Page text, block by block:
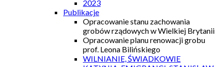
2023
Publikacje
Opracowanie stanu zachowania
grobów rządowych w Wielkiej Brytanii
Opracowanie planu renowacji grobu
prof. Leona Bilińskiego
WILNIANIE, ŚWIADKOWIE